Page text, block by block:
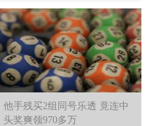
了水面，所谓凤凰城的飞碟
。
事件还是没有停下过脚步，
那这些飞碟事件又到底是怎
他手残买2组同号乐透 竟连中
头奖爽领970多万